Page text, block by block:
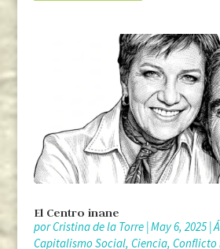
El Centro inane
porCristina de la Torre| May 6, 2025|
Capitalismo Social, Ciencia, Conflicto